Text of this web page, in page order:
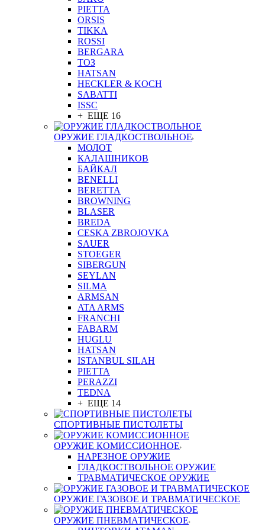
PIETTA
ORSIS
TIKKA
ROSSI
BERGARA
ТОЗ
HATSAN
HECKLER & KOCH
SABATTI
ISSC
+ ЕЩЕ 16
ОРУЖИЕ ГЛАДКОСТВОЛЬНОЕ
МОЛОТ
КАЛАШНИКОВ
БАЙКАЛ
BENELLI
BERETTA
BROWNING
BLASER
BREDA
CESKA ZBROJOVKA
SAUER
STOEGER
SIBERGUN
SEYLAN
SILMA
ARMSAN
ATA ARMS
FRANCHI
FABARM
HUGLU
HATSAN
ISTANBUL SILAH
PIETTA
PERAZZI
TEDNA
+ ЕЩЕ 14
СПОРТИВНЫЕ ПИСТОЛЕТЫ
ОРУЖИЕ КОМИССИОННОЕ
НАРЕЗНОЕ ОРУЖИЕ
ГЛАДКОСТВОЛЬНОЕ ОРУЖИЕ
ТРАВМАТИЧЕСКОЕ ОРУЖИЕ
ОРУЖИЕ ГАЗОВОЕ И ТРАВМАТИЧЕСКОЕ
ОРУЖИЕ ПНЕВМАТИЧЕСКОЕ